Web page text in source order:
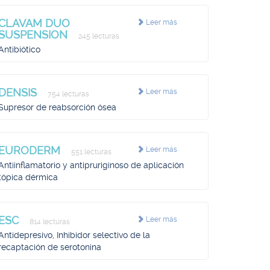
Leer más
DUO
245 lecturas
Leer más
754 lecturas
de reabsorción ósea
Leer más
551 lecturas
y antipruriginoso de aplicación
dérmica
Leer más
814 lecturas
Inhibidor selectivo de la
de serotonina